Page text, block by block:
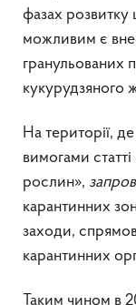
фазах розвитку
можливим є
гранульованих
кукурудзяного
На території,
вимогами
рослин»,
карантинних
заходи,
карантинних
Таким чином в